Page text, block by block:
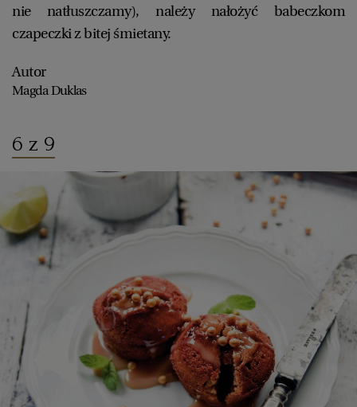
nie natłuszczamy), należy nałożyć babeczkom
czapeczki z bitej śmietany.
Autor
Magda Duklas
6 z 9